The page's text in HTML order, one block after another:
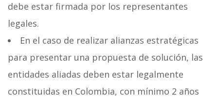
debe estar firmada por los representantes
legales.
En el caso de realizar alianzas estratégicas
para presentar una propuesta de solución, las
entidades aliadas deben estar legalmente
constituidas en Colombia, con mínimo 2 años